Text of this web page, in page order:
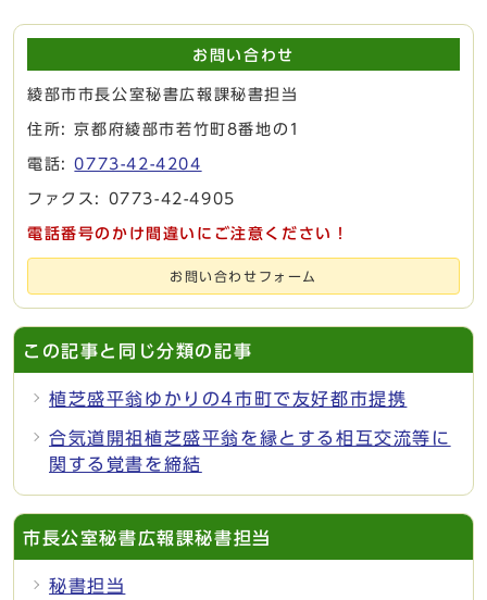
お問い合わせ
綾部市市長公室秘書広報課秘書担当
住所: 京都府綾部市若竹町8番地の1
電話:0773-42-4204
ファクス: 0773-42-4905
電話番号のかけ間違いにご注意ください！
お問い合わせフォーム
この記事と同じ分類の記事
植芝盛平翁ゆかりの4市町で友好都市提携
合気道開祖植芝盛平翁を縁とする相互交流等に
関する覚書を締結
市長公室秘書広報課秘書担当
秘書担当